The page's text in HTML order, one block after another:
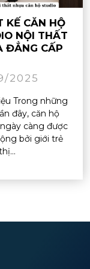
KẾ CĂN HỘ
NỘI THẤT
ĐẲNG CẤP
2025
Trong những
đây, căn hộ
càng được
bởi giới trẻ